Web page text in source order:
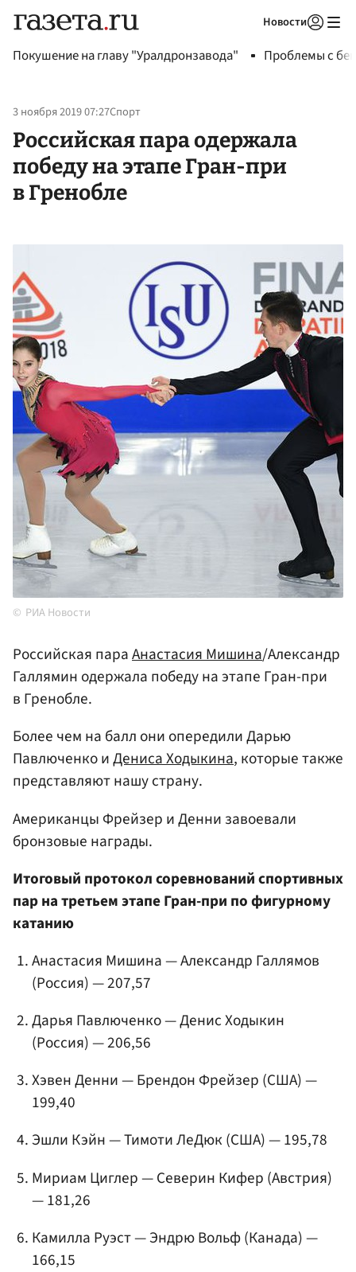
Новости
Покушение на главу "Уралдронзавода" Проблемы с
3 ноября 2019 07:27Спорт
Российская пара одержала
победу на этапе Гран-при
в Гренобле
РИА Новости
Российская параАнастасия Мишина/Александр
Галлямин одержала победу на этапе Гран-при
в Гренобле.
Более чем на балл они опередили Дарью
Павлюченко иДениса Ходыкина, которые также
представляют нашу страну.
Американцы Фрейзер и Денни завоевали
бронзовые награды.
Итоговый протокол соревнований спортивных
пар на третьем этапе Гран-при по фигурному
катанию
Анастасия Мишина — Александр Галлямов
(Россия) — 207,57
Дарья Павлюченко— Денис Ходыкин
(Россия) — 206,56
Хэвен Денни — Брендон Фрейзер (США) —
199,40
Эшли Кэйн — Тимоти ЛеДюк (США) — 195,78
Мириам Циглер— Северин Кифер (Австрия)
— 181,26
Камилла Руэст — Эндрю Вольф (Канада) —
166,15